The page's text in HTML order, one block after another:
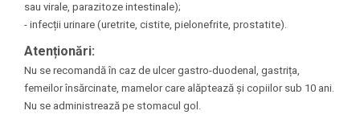
sau virale, parazitoze intestinale);
- infecții urinare (uretrite, cistite, pielonefrite, prostatite).
Atenționări:
Nu se recomandă în caz de ulcer gastro-duodenal, gastrița,
femeilor însărcinate, mamelor care alăptează și copiilor sub 10 ani.
Nu se administrează pe stomacul gol.